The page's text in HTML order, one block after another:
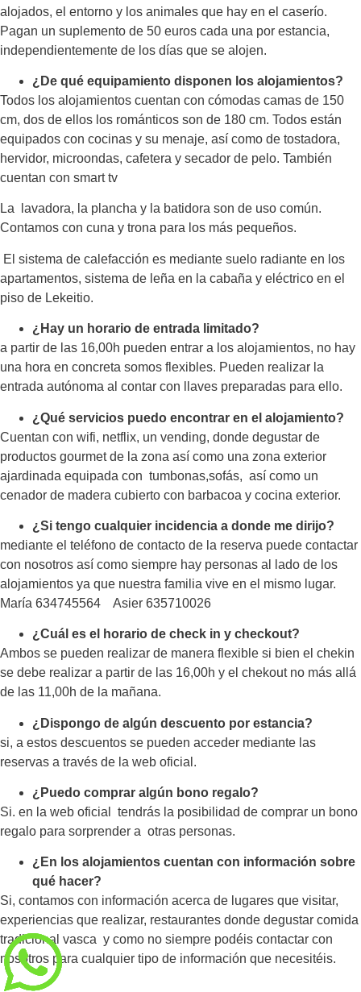
alojados, el entorno y los animales que hay en el caserío.
Pagan un suplemento de 50 euros cada una por estancia,
independientemente de los días que se alojen.
¿De qué equipamiento disponen los alojamientos?
Todos los alojamientos cuentan con cómodas camas de 150
cm, dos de ellos los románticos son de 180 cm. Todos están
equipados con cocinas y su menaje, así como de tostadora,
hervidor, microondas, cafetera y secador de pelo. También
cuentan con smart tv
La lavadora, la plancha y la batidora son de uso común.
Contamos con cuna y trona para los más pequeños.
El sistema de calefacción es mediante suelo radiante en los
apartamentos, sistema de leña en la cabaña y eléctrico en el
piso de Lekeitio.
¿Hay un horario de entrada limitado?
a partir de las 16,00h pueden entrar a los alojamientos, no hay
una hora en concreta somos flexibles. Pueden realizar la
entrada autónoma al contar con llaves preparadas para ello.
¿Qué servicios puedo encontrar en el alojamiento?
Cuentan con wifi, netflix, un vending, donde degustar de
productos gourmet de la zona así como una zona exterior
ajardinada equipada con tumbonas,sofás, así como un
cenador de madera cubierto con barbacoa y cocina exterior.
¿Si tengo cualquier incidencia a donde me dirijo?
mediante el teléfono de contacto de la reserva puede contactar
con nosotros así como siempre hay personas al lado de los
alojamientos ya que nuestra familia vive en el mismo lugar.
María 634745564 Asier 635710026
¿Cuál es el horario de check in y checkout?
Ambos se pueden realizar de manera flexible si bien el chekin
se debe realizar a partir de las 16,00h y el chekout no más allá
de las 11,00h de la mañana.
¿Dispongo de algún descuento por estancia?
si, a estos descuentos se pueden acceder mediante las
reservas a través de la web oficial.
¿Puedo comprar algún bono regalo?
Si. en la web oficial tendrás la posibilidad de comprar un bono
regalo para sorprender a otras personas.
¿En los alojamientos cuentan con información sobre
qué hacer?
Si, contamos con información acerca de lugares que visitar,
experiencias que realizar, restaurantes donde degustar comida
tradicional vasca y como no siempre podéis contactar con
nosotros para cualquier tipo de información que necesitéis.